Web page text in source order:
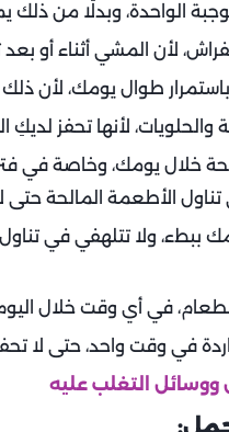
الواحدة، وبدلًا من
لأن المشي أثناء أو
باستمرار طوال يومك، لأن
لأنها تحفز لديكِ
خلال يومك، وخاصة في
تناول الأطعمة المالحة حتى
ببطء، ولا تتلهفي في
في أي وقت خلال
في وقت واحد، حتى لا